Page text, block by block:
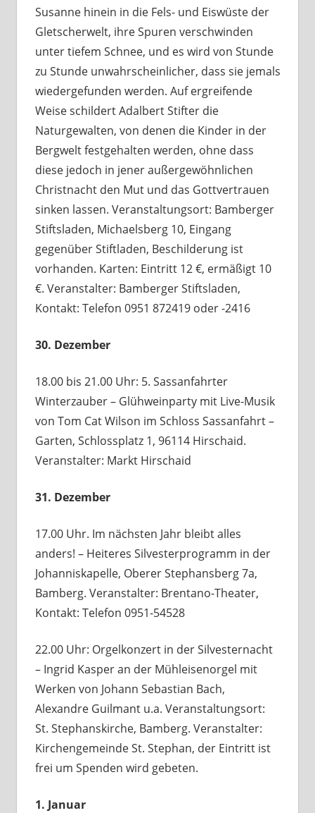
Susanne hinein in die Fels- und Eiswüste der
Gletscherwelt, ihre Spuren verschwinden
unter tiefem Schnee, und es wird von Stunde
zu Stunde unwahrscheinlicher, dass sie jemals
wiedergefunden werden. Auf ergreifende
Weise schildert Adalbert Stifter die
Naturgewalten, von denen die Kinder in der
Bergwelt festgehalten werden, ohne dass
diese jedoch in jener außergewöhnlichen
Christnacht den Mut und das Gottvertrauen
sinken lassen. Veranstaltungsort: Bamberger
Stiftsladen, Michaelsberg 10, Eingang
gegenüber Stiftladen, Beschilderung ist
vorhanden. Karten: Eintritt 12 €, ermäßigt 10
€. Veranstalter: Bamberger Stiftsladen,
Kontakt: Telefon 0951 872419 oder -2416
30. Dezember
18.00 bis 21.00 Uhr: 5. Sassanfahrter
Winterzauber – Glühweinparty mit Live-Musik
von Tom Cat Wilson im Schloss Sassanfahrt –
Garten, Schlossplatz 1, 96114 Hirschaid.
Veranstalter: Markt Hirschaid
31. Dezember
17.00 Uhr. Im nächsten Jahr bleibt alles
anders! – Heiteres Silvesterprogramm in der
Johanniskapelle, Oberer Stephansberg 7a,
Bamberg. Veranstalter: Brentano-Theater,
Kontakt: Telefon 0951-54528
22.00 Uhr: Orgelkonzert in der Silvesternacht
– Ingrid Kasper an der Mühleisenorgel mit
Werken von Johann Sebastian Bach,
Alexandre Guilmant u.a. Veranstaltungsort:
St. Stephanskirche, Bamberg. Veranstalter:
Kirchengemeinde St. Stephan, der Eintritt ist
frei um Spenden wird gebeten.
1. Januar